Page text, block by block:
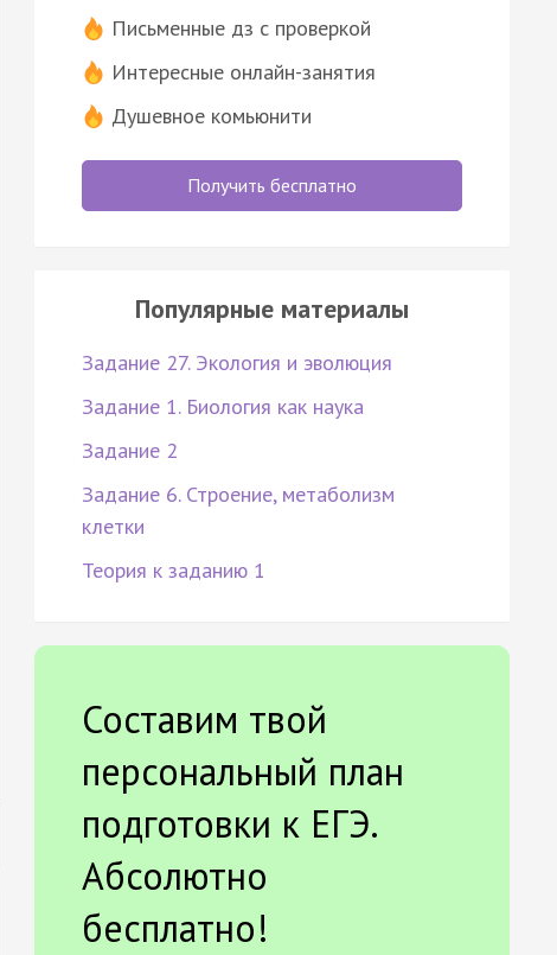
Письменные дз с проверкой
Интересные онлайн-занятия
Душевное комьюнити
Получить бесплатно
Популярные материалы
Задание 27. Экология и эволюция
Задание 1. Биология как наука
Задание 2
Задание 6. Строение, метаболизм
клетки
Теория к заданию 1
Составим твой
персональный план
подготовки к ЕГЭ.
Абсолютно
бесплатно!